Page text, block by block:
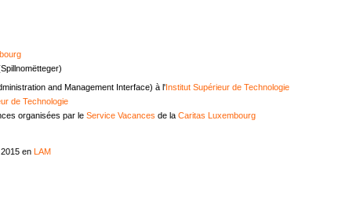
and Management Interface) à l'Institut Supérieur de Technologie
de Technologie
organisées par le Service Vacances de la Caritas Luxembourg
en
LAM